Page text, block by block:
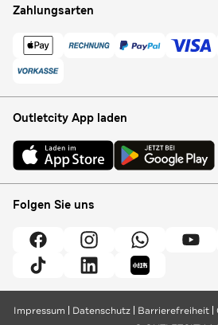
Zahlungsarten
Outletcity App laden
Folgen Sie uns
Impressum Datenschutz Barrierefreiheit